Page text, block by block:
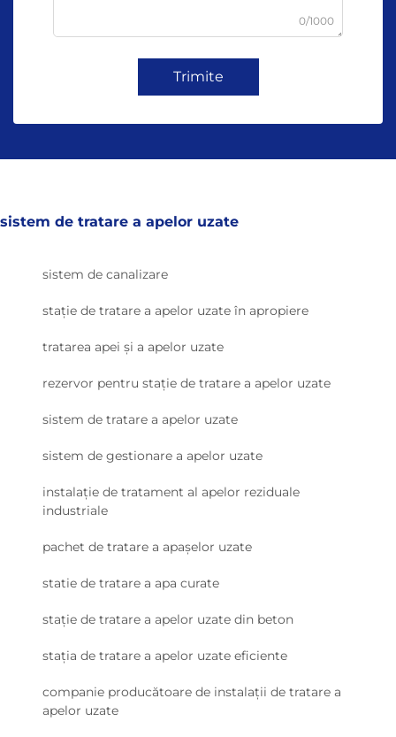
0/1000
Trimite
sistem de tratare a apelor uzate
sistem de canalizare
stație de tratare a apelor uzate în apropiere
tratarea apei și a apelor uzate
rezervor pentru stație de tratare a apelor uzate
sistem de tratare a apelor uzate
sistem de gestionare a apelor uzate
instalație de tratament al apelor reziduale
industriale
pachet de tratare a apașelor uzate
statie de tratare a apa curate
stație de tratare a apelor uzate din beton
stația de tratare a apelor uzate eficiente
companie producătoare de instalații de tratare a
apelor uzate